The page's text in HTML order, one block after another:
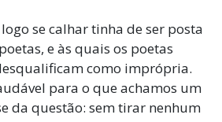
se calhar tinha de ser posta
e às quais os poetas
como imprópria.
para o que achamos um
da questão: sem tirar nenhum